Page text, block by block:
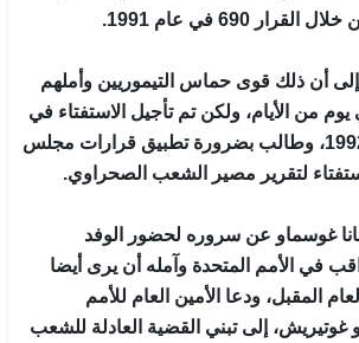
690 في عام 1991.
أن ذلك قوى حماس التيموريين وأملهم
من الأيام، ولكن تم تأجيل الاستفتاء في
الصحراء الغربية في 1992، وطالب بضرورة تطبيق قرارات مجلس
لتقرير مصير الشعب الصحراوي.
غوسماو عن سروره لحضور الوفد
في الأمم المتحدة وآمله أن يرى أيضا
المقبل، ودعا الأمين العام للأمم
غوتيريش، إلى تبني القضية العادلة للشعب